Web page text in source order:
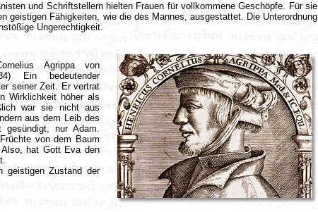
und Schriftstellern hielten Frauen für vollkommene Geschöpfe. Für sie
geistigen Fähigkeiten, wie die des Mannes, ausgestattet. Die Unterordnung
Ungerechtigkeit.
Agrippa von
Ein bedeutender
seiner Zeit. Er vertrat
Wirklichkeit höher als
war sie nicht aus
aus dem Leib des
nur Adam.
von dem Baum
hat Gott Eva den
geistigen Zustand der